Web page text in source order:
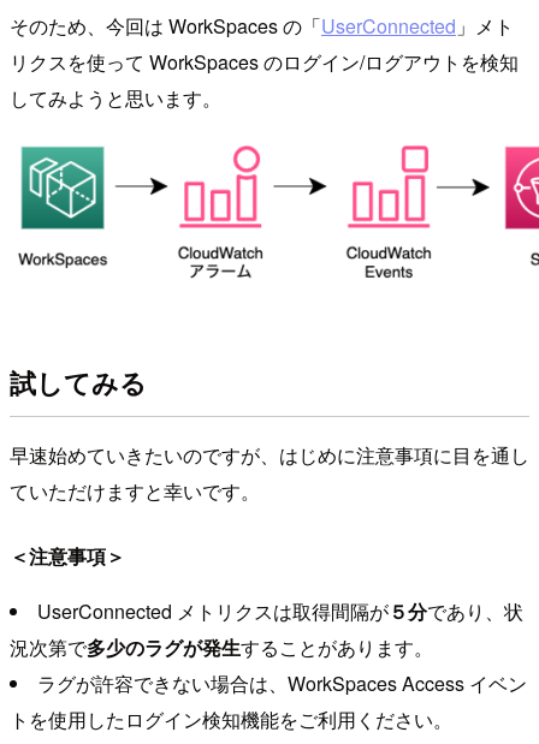
そのため、今回は WorkSpaces の「UserConnected 」メト
リクスを使って WorkSpaces のログイン/ログアウトを検知
してみようと思います。
試してみる
早速始めていきたいのですが、はじめに注意事項に目を通し
ていただけますと幸いです。
＜注意事項＞
UserConnected メトリクスは取得間隔が５分であり、状
況次第で多少のラグが発生することがあります。
ラグが許容できない場合は、WorkSpaces Access イベン
トを使用したログイン検知機能をご利用ください。